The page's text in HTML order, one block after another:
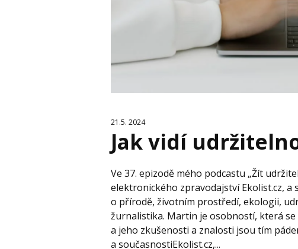
21.5. 2024
Jak vidí
Ve 37. epizodě mého podcastu „Žít
elektronického zpravodajství Ekolist.cz,
o přírodě, životním prostředí, ekologii,
žurnalistika. Martin je osobností, která
a jeho zkušenosti a znalosti jsou tím
a současnostiEkolist.cz,...